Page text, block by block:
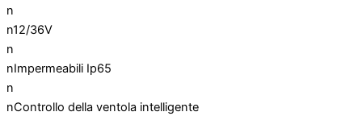
n
n12/36V
n
nImpermeabili Ip65
n
nControllo della ventola intelligente